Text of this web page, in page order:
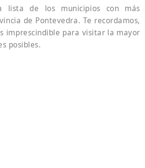
lista de los municipios con más
de Pontevedra. Te recordamos,
imprescindible para visitar la mayor
posibles.